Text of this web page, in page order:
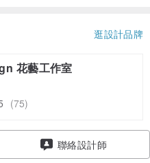
逛設計品牌
花藝工作室
(75)
聯絡設計師